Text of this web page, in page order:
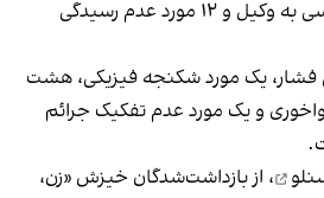
مورد محرومیت از دسترسی به وکیل و ۱۲ مورد عدم رسیدگی
یک مورد شکنجه فیزیکی، هشت
و یک مورد عدم تفکیک جرائم
، از بازداشت‌شدگان خیزش «زن،